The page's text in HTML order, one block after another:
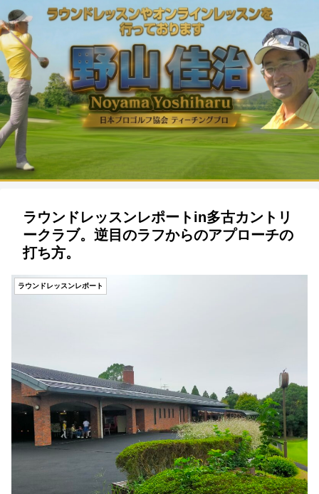
ラウンドレッスンレポートin多古カントリ
ークラブ。逆目のラフからのアプローチの
打ち方。
ラウンドレッスンレポート